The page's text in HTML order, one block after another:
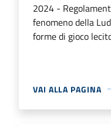
2024 -
fenomeno della
forme di gioco
VAI ALLA PAGINA